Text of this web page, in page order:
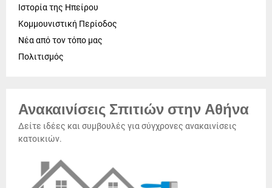
Ιστορία της Ηπείρου
Κομμουνιστική Περίοδος
Νέα από τον τόπο μας
Πολιτισμός
Ανακαινίσεις Σπιτιών στην Αθήνα
Δείτε ιδέες και συμβουλές για σύγχρονες ανακαινίσεις
κατοικιών.